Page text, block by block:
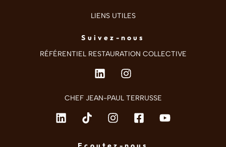
LIENS UTILES
Suivez-nous
RÉFÉRENTIEL RESTAURATION COLLECTIVE
CHEF JEAN-PAUL TERRUSSE